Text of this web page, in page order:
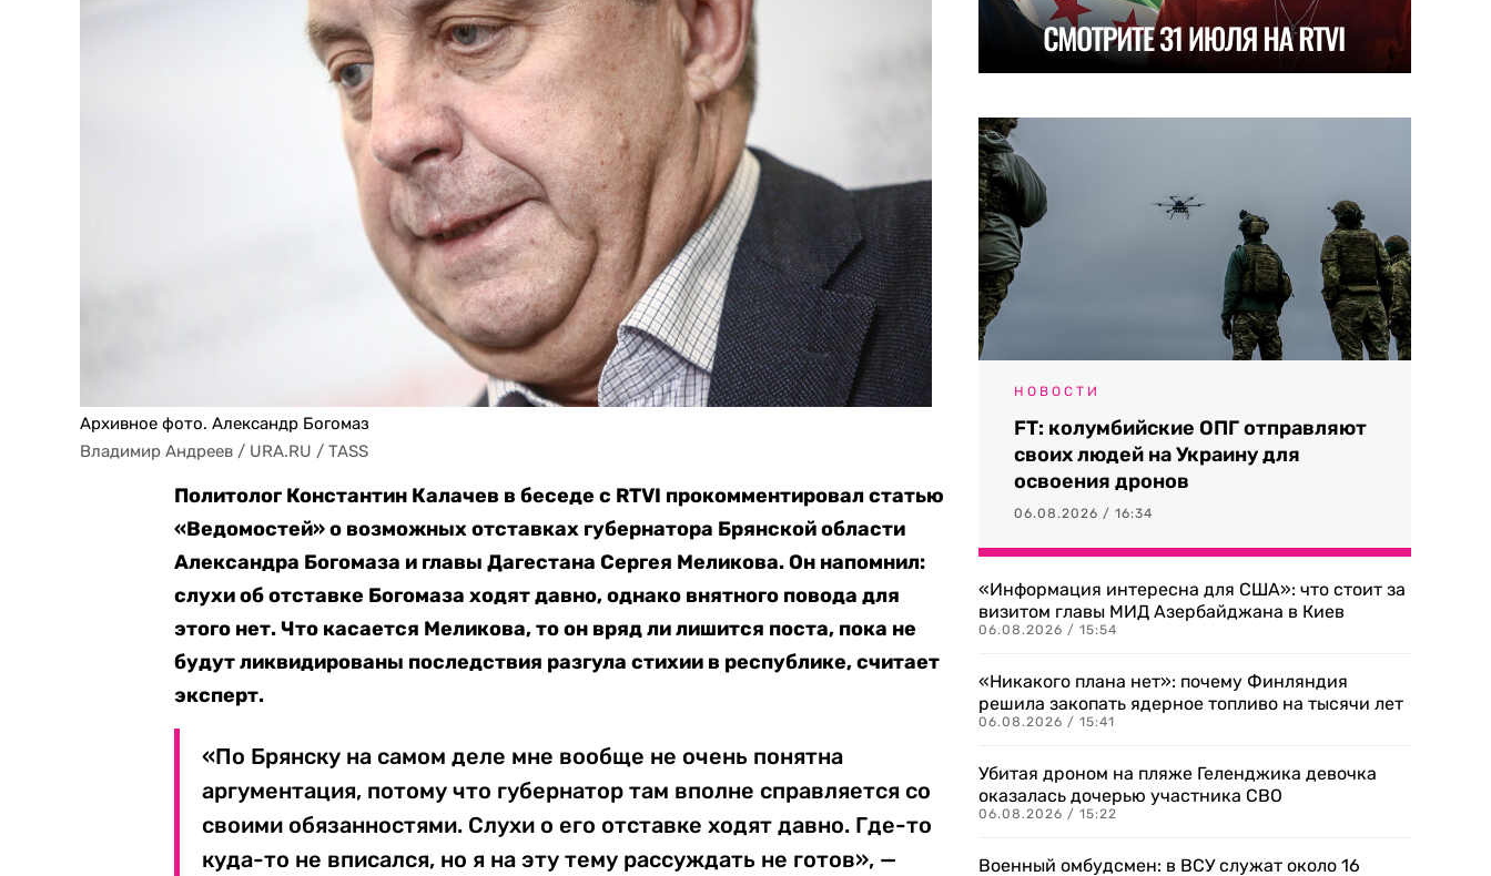
Архивное фото. Александр Богомаз
Владимир Андреев / URA.RU / TASS
Политолог Константин Калачев в беседе с RTVI прокомментировал статью
«Ведомостей» о возможных отставках губернатора Брянской области
Александра Богомаза и главы Дагестана Сергея Меликова. Он напомнил:
слухи об отставке Богомаза ходят давно, однако внятного повода для
этого нет. Что касается Меликова, то он вряд ли лишится поста, пока не
будут ликвидированы последствия разгула стихии в республике, считает
эксперт.
«По Брянску на самом деле мне вообще не очень понятна
аргументация, потому что губернатор там вполне справляется со
своими обязанностями. Слухи о его отставке ходят давно. Где-то
куда-то не вписался, но я на эту тему рассуждать не готов», —
НОВОСТИ
FT: колумбийские ОПГ отправляют
своих людей на Украину для
освоения дронов
06.08.2026 / 16:34
«Информация интересна для США»: что стоит за
визитом главы МИД Азербайджана в Киев
06.08.2026 / 15:54
«Никакого плана нет»: почему Финляндия
решила закопать ядерное топливо на тысячи лет
06.08.2026 / 15:41
Убитая дроном на пляже Геленджика девочка
оказалась дочерью участника СВО
06.08.2026 / 15:22
Военный омбудсмен: в ВСУ служат около 16